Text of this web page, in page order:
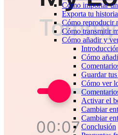
Cómo importar
Exporta tu
Cómo reproducir
Cómo transmitir
Cómo añadir y
Cómo
Guardar
Cómo ver
Activar el
Cambiar
Cambiar
Conclusión